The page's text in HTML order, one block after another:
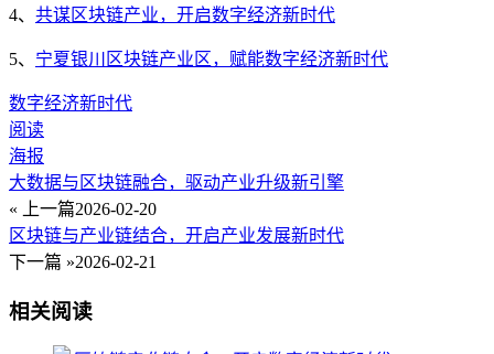
4、 共谋区块链产业，开启数字经济新时代
5、 宁夏银川区块链产业区，赋能数字经济新时代
数字经济新时代
阅读
海报
大数据与区块链融合，驱动产业升级新引擎
« 上一篇2026-02-20
区块链与产业链结合，开启产业发展新时代
下一篇 »2026-02-21
相关阅读